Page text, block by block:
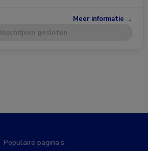
Meer informatie →
Inschrijven gesloten
Populaire pagina’s